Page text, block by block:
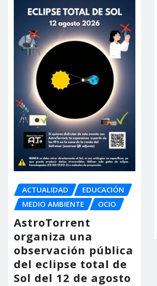
ACTUALIDAD
EDUCACIÓN
MEDIO AMBIENTE
OCIO
AstroTorrent
organiza una
observación pública
del eclipse total de
Sol del 12 de agosto